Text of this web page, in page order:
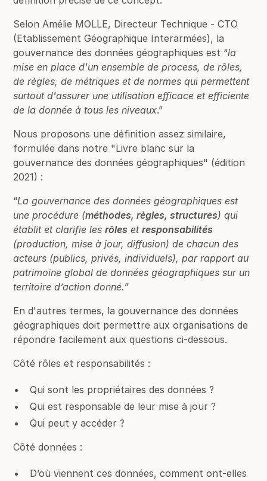
Selon Amélie MOLLE, Directeur Technique - CTO
(Etablissement Géographique Interarmées), la
gouvernance des données géographiques est “la
mise en place d'un ensemble de process, de rôles,
de règles, de métriques et de normes qui permettent
surtout d'assurer une utilisation efficace et efficiente
de la donnée à tous les niveaux.”
Nous proposons une définition assez similaire,
formulée dans notre "Livre blanc sur la
gouvernance des données géographiques" (édition
2021) :
“La gouvernance des données géographiques est
une procédure (méthodes, règles, structures) qui
établit et clarifie lesrôles etresponsabilités
(production, mise à jour, diffusion) de chacun des
acteurs (publics, privés, individuels), par rapport au
patrimoine global de données géographiques sur un
territoire d’action donné.”
En d'autres termes, la gouvernance des données
géographiques doit permettre aux organisations de
répondre facilement aux questions ci-dessous.
Côté rôles et responsabilités :
Qui sont les propriétaires des données ?
Qui est responsable de leur mise à jour ?
Qui peut y accéder ?
Côté données :
D’où viennent ces données, comment ont-elles